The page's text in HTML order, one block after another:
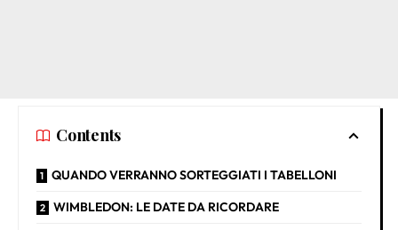
Contents
QUANDO VERRANNO SORTEGGIATI I TABELLONI
WIMBLEDON: LE DATE DA RICORDARE